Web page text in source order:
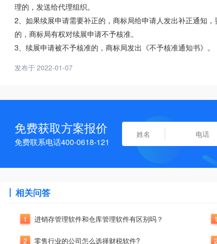
理的，发送给代理组织。
2、如果续展申请需要补正的，商标局给申请人发出补正通知
的，商标局有权对续展申请不予核准。
3、续展申请被不予核准的，商标局发出《不予核准通知书》。
发布于 2022-01-07
免费获取方案报价
免费联系电话400-0618-121
相关问答
1 进销存管理软件和仓库管理软件有区别吗？
2 零售行业的公司怎么选择财税软件?